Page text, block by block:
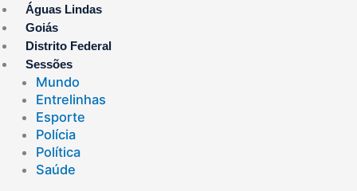
Ir
para
o
conteúdo
Águas Lindas
Goiás
Distrito Federal
Sessões
Mundo
Entrelinhas
Esporte
Polícia
Política
Saúde